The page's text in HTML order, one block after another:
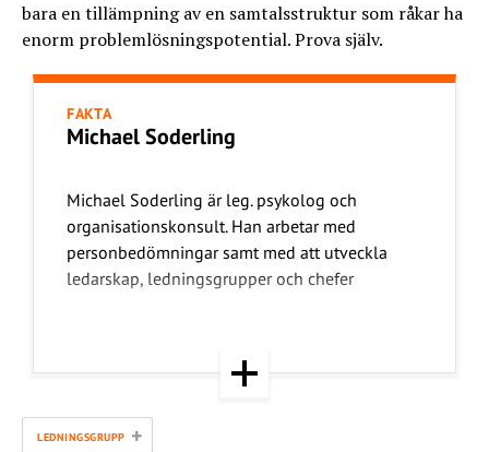
bara en tillämpning av en samtalsstruktur som råkar ha
enorm problemlösningspotential. Prova själv.
FAKTA
Michael Soderling
Michael Soderling är leg. psykolog och
organisationskonsult. Han arbetar med
personbedömningar samt med att utveckla
ledarskap, ledningsgrupper och chefer
LEDNINGSGRUPP +